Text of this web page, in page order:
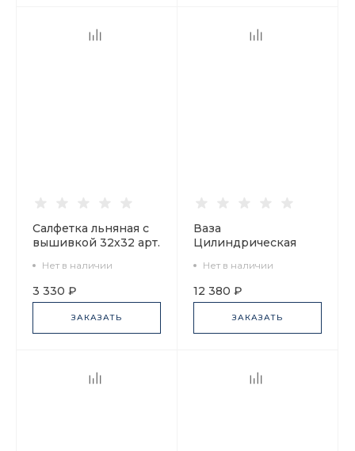
Салфетка льняная с
вышивкой 32х32 арт.
Нет в наличии
3 330 ₽
ЗАКАЗАТЬ
Ваза
Цилиндрическая
арт. 80.07398.00.1
Нет в наличии
12 380 ₽
ЗАКАЗАТЬ